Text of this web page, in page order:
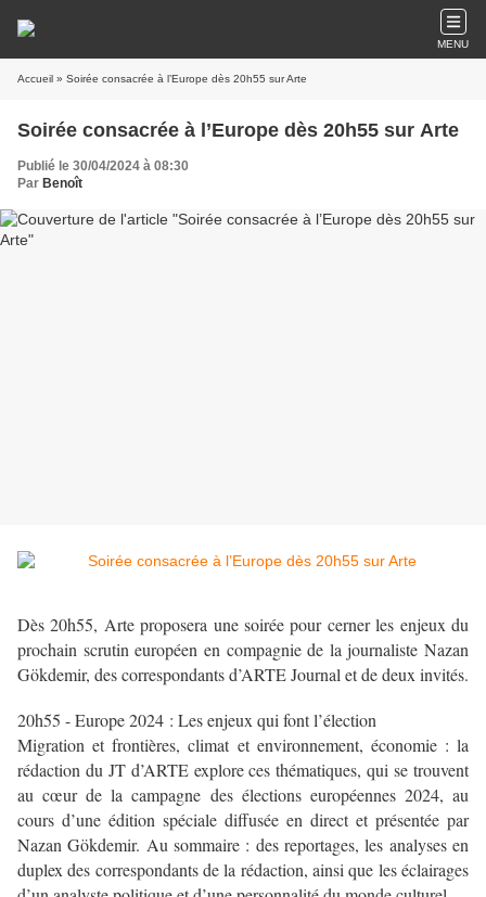
MENU
Accueil » Soirée consacrée à l’Europe dès 20h55 sur Arte
Soirée consacrée à l’Europe dès 20h55 sur Arte
Publié le 30/04/2024 à 08:30
Par Benoît
Dès 20h55, Arte proposera une soirée pour cerner les enjeux du
prochain scrutin européen en compagnie de la journaliste Nazan
Gökdemir, des correspondants d’ARTE Journal et de deux invités.
20h55 - Europe 2024 : Les enjeux qui font l’élection
Migration et frontières, climat et environnement, économie : la
rédaction du JT d’ARTE explore ces thématiques, qui se trouvent
au cœur de la campagne des élections européennes 2024, au
cours d’une édition spéciale diffusée en direct et présentée par
Nazan Gökdemir. Au sommaire : des reportages, les analyses en
duplex des correspondants de la rédaction, ainsi que les éclairages